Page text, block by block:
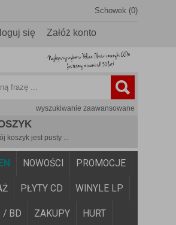
Schowek (0)
się Załóż konto
wyszukiwanie zaawansowane
koszyk jest pusty ...
NOWOŚCI PROMOCJE
PŁYTY CD WINYLE LP
/ BD ZAKUPY HURT